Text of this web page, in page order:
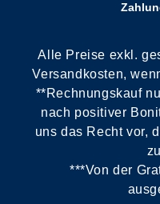
Alle Preise exkl.
Versandkosten,
**Rechnungskauf
nach positiver
uns das Recht vor,
***Von der